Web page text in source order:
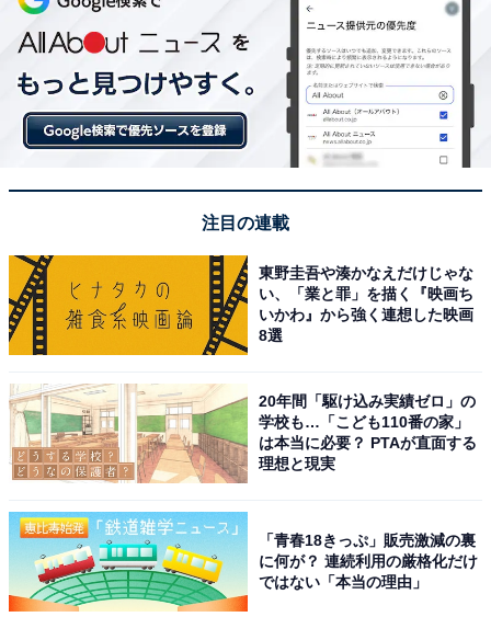
注目の連載
東野圭吾や湊かなえだけじゃな
い、「業と罪」を描く『映画ち
いかわ』から強く連想した映画
8選
20年間「駆け込み実績ゼロ」の
学校も…「こども110番の家」
は本当に必要？ PTAが直面する
理想と現実
「青春18きっぷ」販売激減の裏
に何が？ 連続利用の厳格化だけ
ではない「本当の理由」